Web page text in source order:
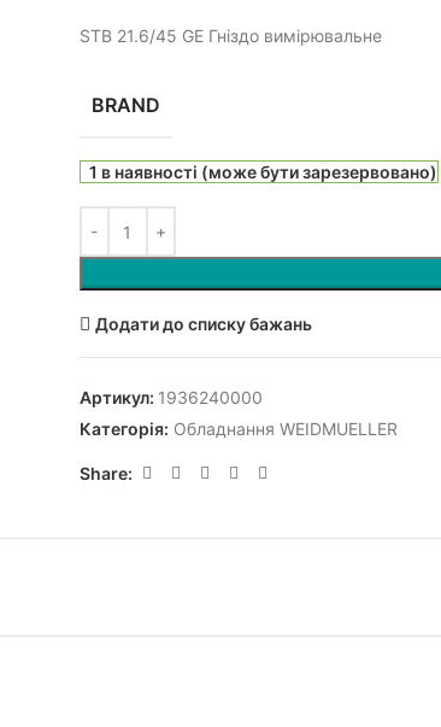
STB 21.6/45 GE Гніздо вимірювальне
BRAND
1 в наявності (може бути зарезервовано)
Додати до списку бажань
Артикул: 1936240000
Категорія: Обладнання WEIDMUELLER
Share: